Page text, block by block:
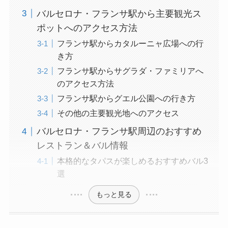
バルセロナ・フランサ駅から主要観光ス
ポットへのアクセス方法
フランサ駅からカタルーニャ広場への行
き方
フランサ駅からサグラダ・ファミリアへ
のアクセス方法
フランサ駅からグエル公園への行き方
その他の主要観光地へのアクセス
バルセロナ・フランサ駅周辺のおすすめ
レストラン＆バル情報
本格的なタパスが楽しめるおすすめバル3
選
もっと見る